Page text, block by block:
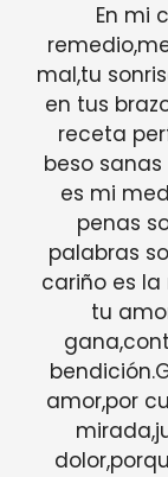
En mi
mal,tu
en tus
receta
beso
es mi
penas
palabras
cariño es la
tu
amor,por